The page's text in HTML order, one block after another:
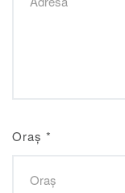
Oraș *